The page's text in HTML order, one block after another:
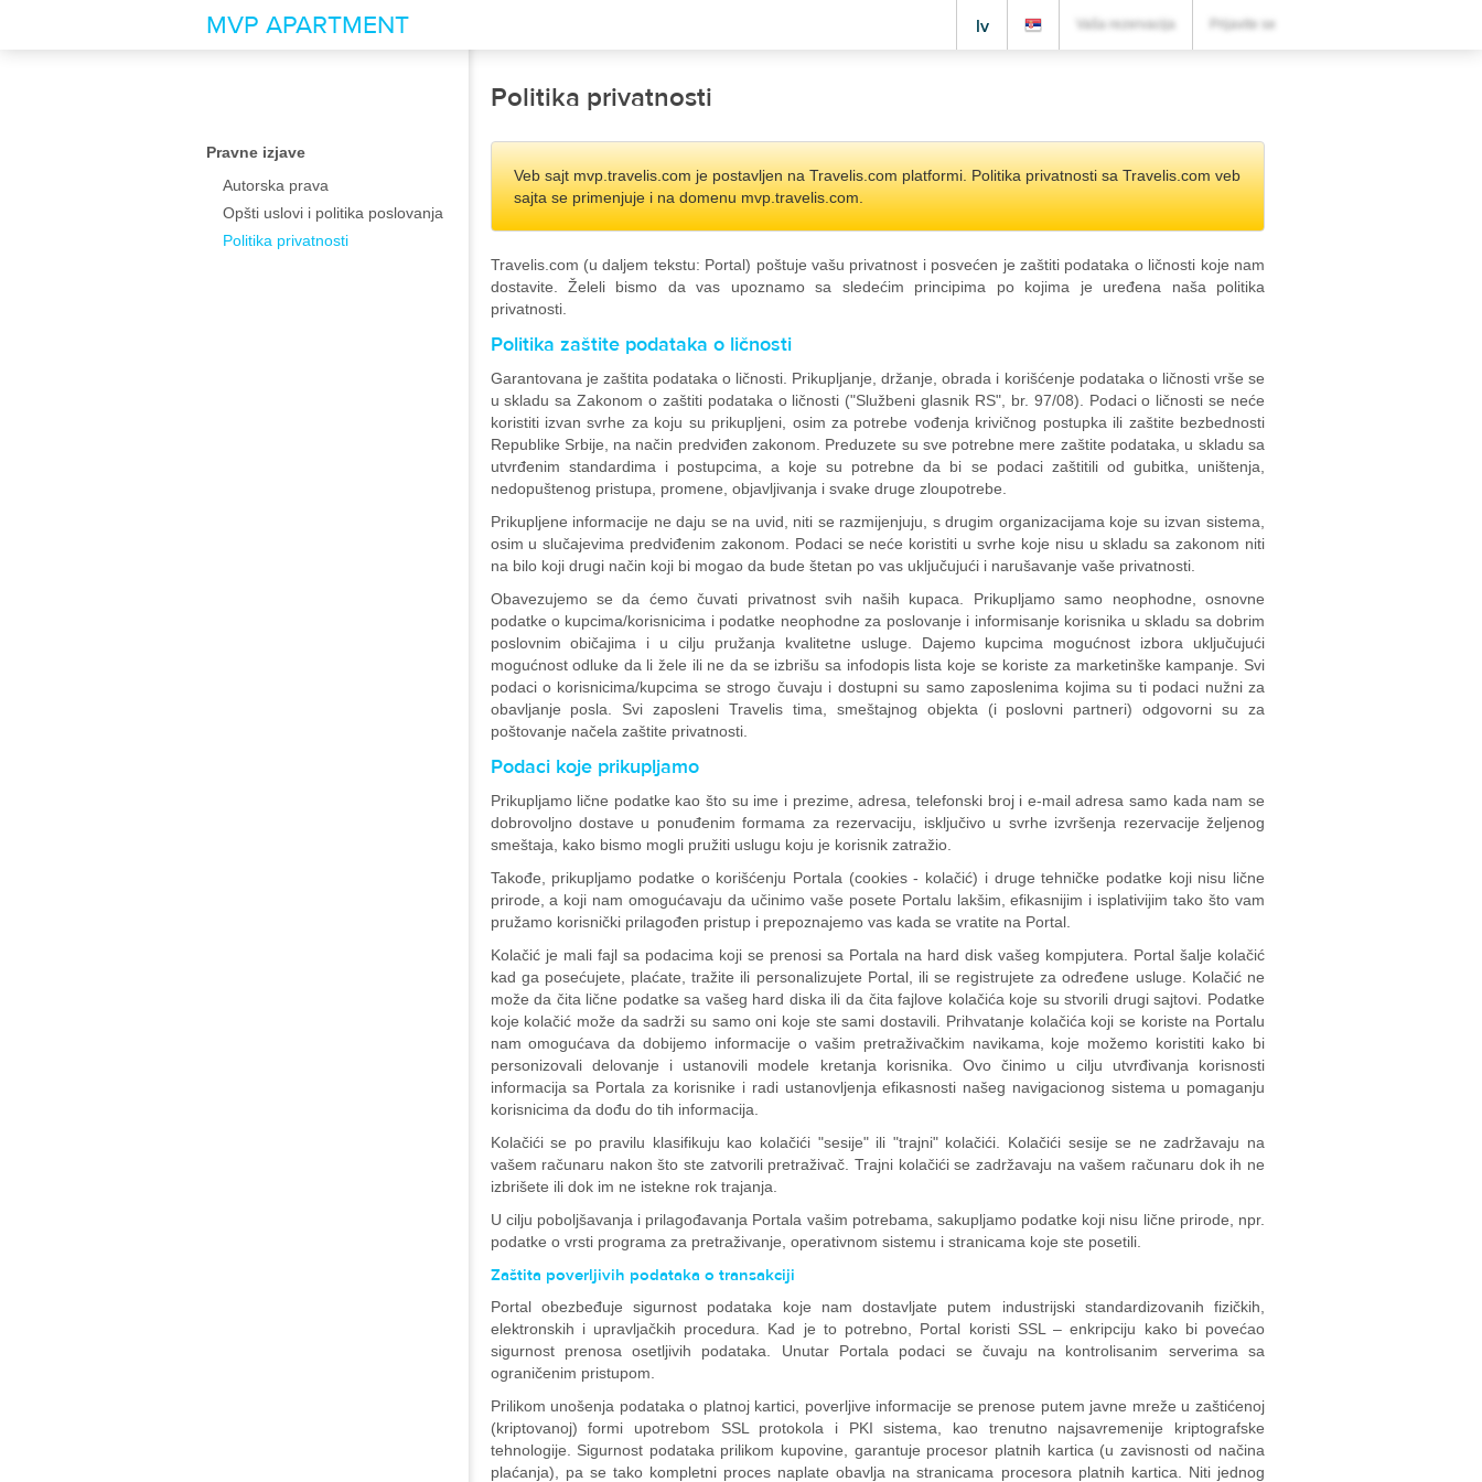
MVP APARTMENT lv Vaša rezervacija Prijavite se
Pravne izjave
Autorska prava
Opšti uslovi i politika poslovanja
Politika privatnosti
Politika privatnosti
Veb sajt mvp.travelis.com je postavljen na Travelis.com platformi. Politika privatnosti sa Travelis.com veb
sajta se primenjuje i na domenu mvp.travelis.com.
Travelis.com (u daljem tekstu: Portal) poštuje vašu privatnost i posvećen je zaštiti podataka o ličnosti koje nam
dostavite. Želeli bismo da vas upoznamo sa sledećim principima po kojima je uređena naša politika
privatnosti.
Politika zaštite podataka o ličnosti
Garantovana je zaštita podataka o ličnosti. Prikupljanje, držanje, obrada i korišćenje podataka o ličnosti vrše se
u skladu sa Zakonom o zaštiti podataka o ličnosti ("Službeni glasnik RS", br. 97/08). Podaci o ličnosti se neće
koristiti izvan svrhe za koju su prikupljeni, osim za potrebe vođenja krivičnog postupka ili zaštite bezbednosti
Republike Srbije, na način predviđen zakonom. Preduzete su sve potrebne mere zaštite podataka, u skladu sa
utvrđenim standardima i postupcima, a koje su potrebne da bi se podaci zaštitili od gubitka, uništenja,
nedopuštenog pristupa, promene, objavljivanja i svake druge zloupotrebe.
Prikupljene informacije ne daju se na uvid, niti se razmijenjuju, s drugim organizacijama koje su izvan sistema,
osim u slučajevima predviđenim zakonom. Podaci se neće koristiti u svrhe koje nisu u skladu sa zakonom niti
na bilo koji drugi način koji bi mogao da bude štetan po vas uključujući i narušavanje vaše privatnosti.
Obavezujemo se da ćemo čuvati privatnost svih naših kupaca. Prikupljamo samo neophodne, osnovne
podatke o kupcima/korisnicima i podatke neophodne za poslovanje i informisanje korisnika u skladu sa dobrim
poslovnim običajima i u cilju pružanja kvalitetne usluge. Dajemo kupcima mogućnost izbora uključujući
mogućnost odluke da li žele ili ne da se izbrišu sa infodopis lista koje se koriste za marketinške kampanje. Svi
podaci o korisnicima/kupcima se strogo čuvaju i dostupni su samo zaposlenima kojima su ti podaci nužni za
obavljanje posla. Svi zaposleni Travelis tima, smeštajnog objekta (i poslovni partneri) odgovorni su za
poštovanje načela zaštite privatnosti.
Podaci koje prikupljamo
Prikupljamo lične podatke kao što su ime i prezime, adresa, telefonski broj i e-mail adresa samo kada nam se
dobrovoljno dostave u ponuđenim formama za rezervaciju, isključivo u svrhe izvršenja rezervacije željenog
smeštaja, kako bismo mogli pružiti uslugu koju je korisnik zatražio.
Takođe, prikupljamo podatke o korišćenju Portala (cookies - kolačić) i druge tehničke podatke koji nisu lične
prirode, a koji nam omogućavaju da učinimo vaše posete Portalu lakšim, efikasnijim i isplativijim tako što vam
pružamo korisnički prilagođen pristup i prepoznajemo vas kada se vratite na Portal.
Kolačić je mali fajl sa podacima koji se prenosi sa Portala na hard disk vašeg kompjutera. Portal šalje kolačić
kad ga posećujete, plaćate, tražite ili personalizujete Portal, ili se registrujete za određene usluge. Kolačić ne
može da čita lične podatke sa vašeg hard diska ili da čita fajlove kolačića koje su stvorili drugi sajtovi. Podatke
koje kolačić može da sadrži su samo oni koje ste sami dostavili. Prihvatanje kolačića koji se koriste na Portalu
nam omogućava da dobijemo informacije o vašim pretraživačkim navikama, koje možemo koristiti kako bi
personizovali delovanje i ustanovili modele kretanja korisnika. Ovo činimo u cilju utvrđivanja korisnosti
informacija sa Portala za korisnike i radi ustanovljenja efikasnosti našeg navigacionog sistema u pomaganju
korisnicima da dođu do tih informacija.
Kolačići se po pravilu klasifikuju kao kolačići "sesije" ili "trajni" kolačići. Kolačići sesije se ne zadržavaju na
vašem računaru nakon što ste zatvorili pretraživač. Trajni kolačići se zadržavaju na vašem računaru dok ih ne
izbrišete ili dok im ne istekne rok trajanja.
U cilju poboljšavanja i prilagođavanja Portala vašim potrebama, sakupljamo podatke koji nisu lične prirode, npr.
podatke o vrsti programa za pretraživanje, operativnom sistemu i stranicama koje ste posetili.
Zaštita poverljivih podataka o transakciji
Portal obezbeđuje sigurnost podataka koje nam dostavljate putem industrijski standardizovanih fizičkih,
elektronskih i upravljačkih procedura. Kad je to potrebno, Portal koristi SSL – enkripciju kako bi povećao
sigurnost prenosa osetljivih podataka. Unutar Portala podaci se čuvaju na kontrolisanim serverima sa
ograničenim pristupom.
Prilikom unošenja podataka o platnoj kartici, poverljive informacije se prenose putem javne mreže u zaštićenoj
(kriptovanoj) formi upotrebom SSL protokola i PKI sistema, kao trenutno najsavremenije kriptografske
tehnologije. Sigurnost podataka prilikom kupovine, garantuje procesor platnih kartica (u zavisnosti od načina
plaćanja), pa se tako kompletni proces naplate obavlja na stranicama procesora platnih kartica. Niti jednog
VAŠA REZERVACIJA
Srpski (lat)
BGN